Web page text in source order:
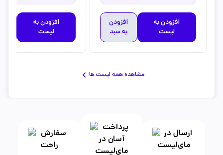
افزودن به
لیست
افزودن
به سبد
افزودن به
لیست
مشاهده همه لیست ها